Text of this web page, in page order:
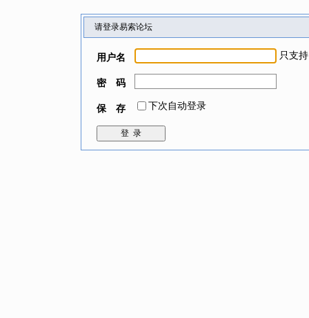
请登录易索论坛
用户名 只支
密 码
保 存 下次自动登录